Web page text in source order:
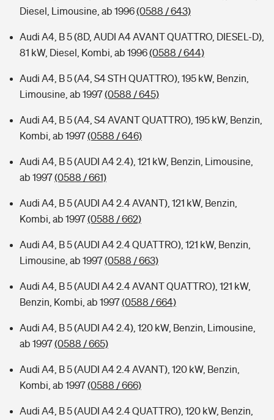
Diesel, Limousine, ab 1996(0588 / 643)
Audi A4, B 5 (8D, AUDI A4 AVANT QUATTRO, DIESEL-D),
81 kW, Diesel, Kombi, ab 1996(0588 / 644)
Audi A4, B 5 (A4, S4 STH QUATTRO), 195 kW, Benzin,
Limousine, ab 1997(0588 / 645)
Audi A4, B 5 (A4, S4 AVANT QUATTRO), 195 kW, Benzin,
Kombi, ab 1997(0588 / 646)
Audi A4, B 5 (AUDI A4 2.4), 121 kW, Benzin, Limousine,
ab 1997(0588 / 661)
Audi A4, B 5 (AUDI A4 2.4 AVANT), 121 kW, Benzin,
Kombi, ab 1997(0588 / 662)
Audi A4, B 5 (AUDI A4 2.4 QUATTRO), 121 kW, Benzin,
Limousine, ab 1997(0588 / 663)
Audi A4, B 5 (AUDI A4 2.4 AVANT QUATTRO), 121 kW,
Benzin, Kombi, ab 1997(0588 / 664)
Audi A4, B 5 (AUDI A4 2.4), 120 kW, Benzin, Limousine,
ab 1997(0588 / 665)
Audi A4, B 5 (AUDI A4 2.4 AVANT), 120 kW, Benzin,
Kombi, ab 1997(0588 / 666)
Audi A4, B 5 (AUDI A4 2.4 QUATTRO), 120 kW, Benzin,